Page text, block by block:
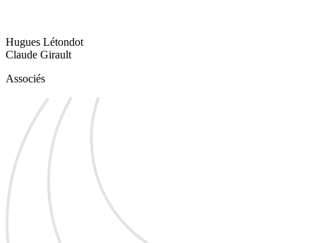
Hugues Létondot
Claude Girault
Associés